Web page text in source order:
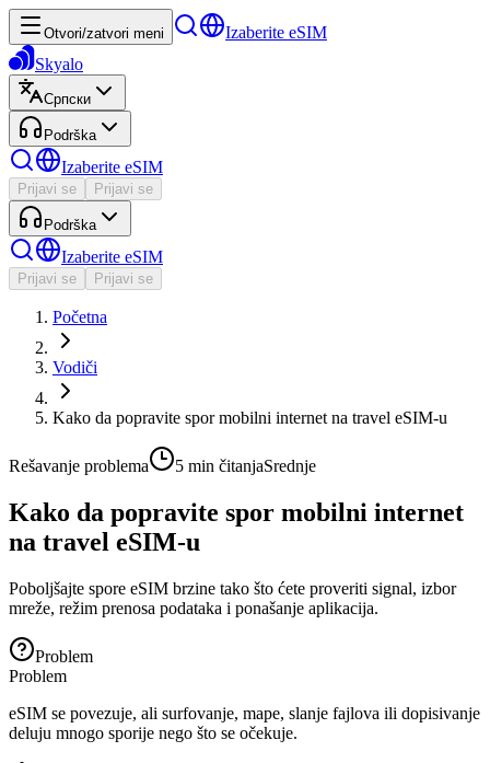
Otvori/zatvori meni
Izaberite eSIM
Skyalo
Српски
Podrška
Izaberite eSIM
Prijavi se Prijavi se
Podrška
Izaberite eSIM
Prijavi se Prijavi se
Početna
Vodiči
Kako da popravite spor mobilni internet na travel eSIM-u
Rešavanje problema 5 min čitanjaSrednje
Kako da popravite spor mobilni internet
na travel eSIM-u
Poboljšajte spore eSIM brzine tako što ćete proveriti signal, izbor
mreže, režim prenosa podataka i ponašanje aplikacija.
Problem
Problem
eSIM se povezuje, ali surfovanje, mape, slanje fajlova ili dopisivanje
deluju mnogo sporije nego što se očekuje.